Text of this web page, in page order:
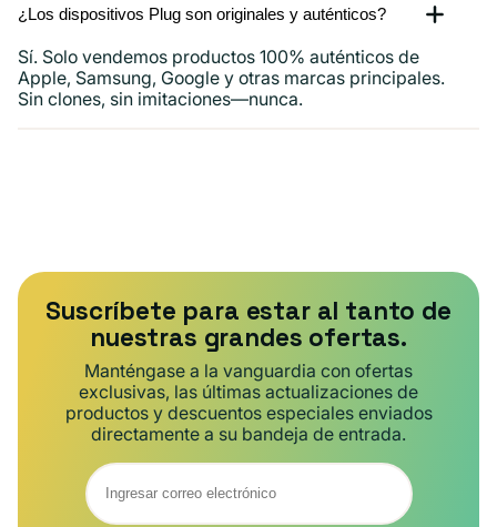
¿Los dispositivos Plug son originales y auténticos?
Sí. Solo vendemos productos 100% auténticos de
Apple, Samsung, Google y otras marcas principales.
Sin clones, sin imitaciones—nunca.
Suscríbete para estar al tanto de
nuestras grandes ofertas.
Manténgase a la vanguardia con ofertas
exclusivas, las últimas actualizaciones de
productos y descuentos especiales enviados
directamente a su bandeja de entrada.